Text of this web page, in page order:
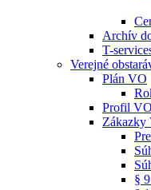
Archív
T-
Verejné
Plán VO
Profil VO
Zákazky
§